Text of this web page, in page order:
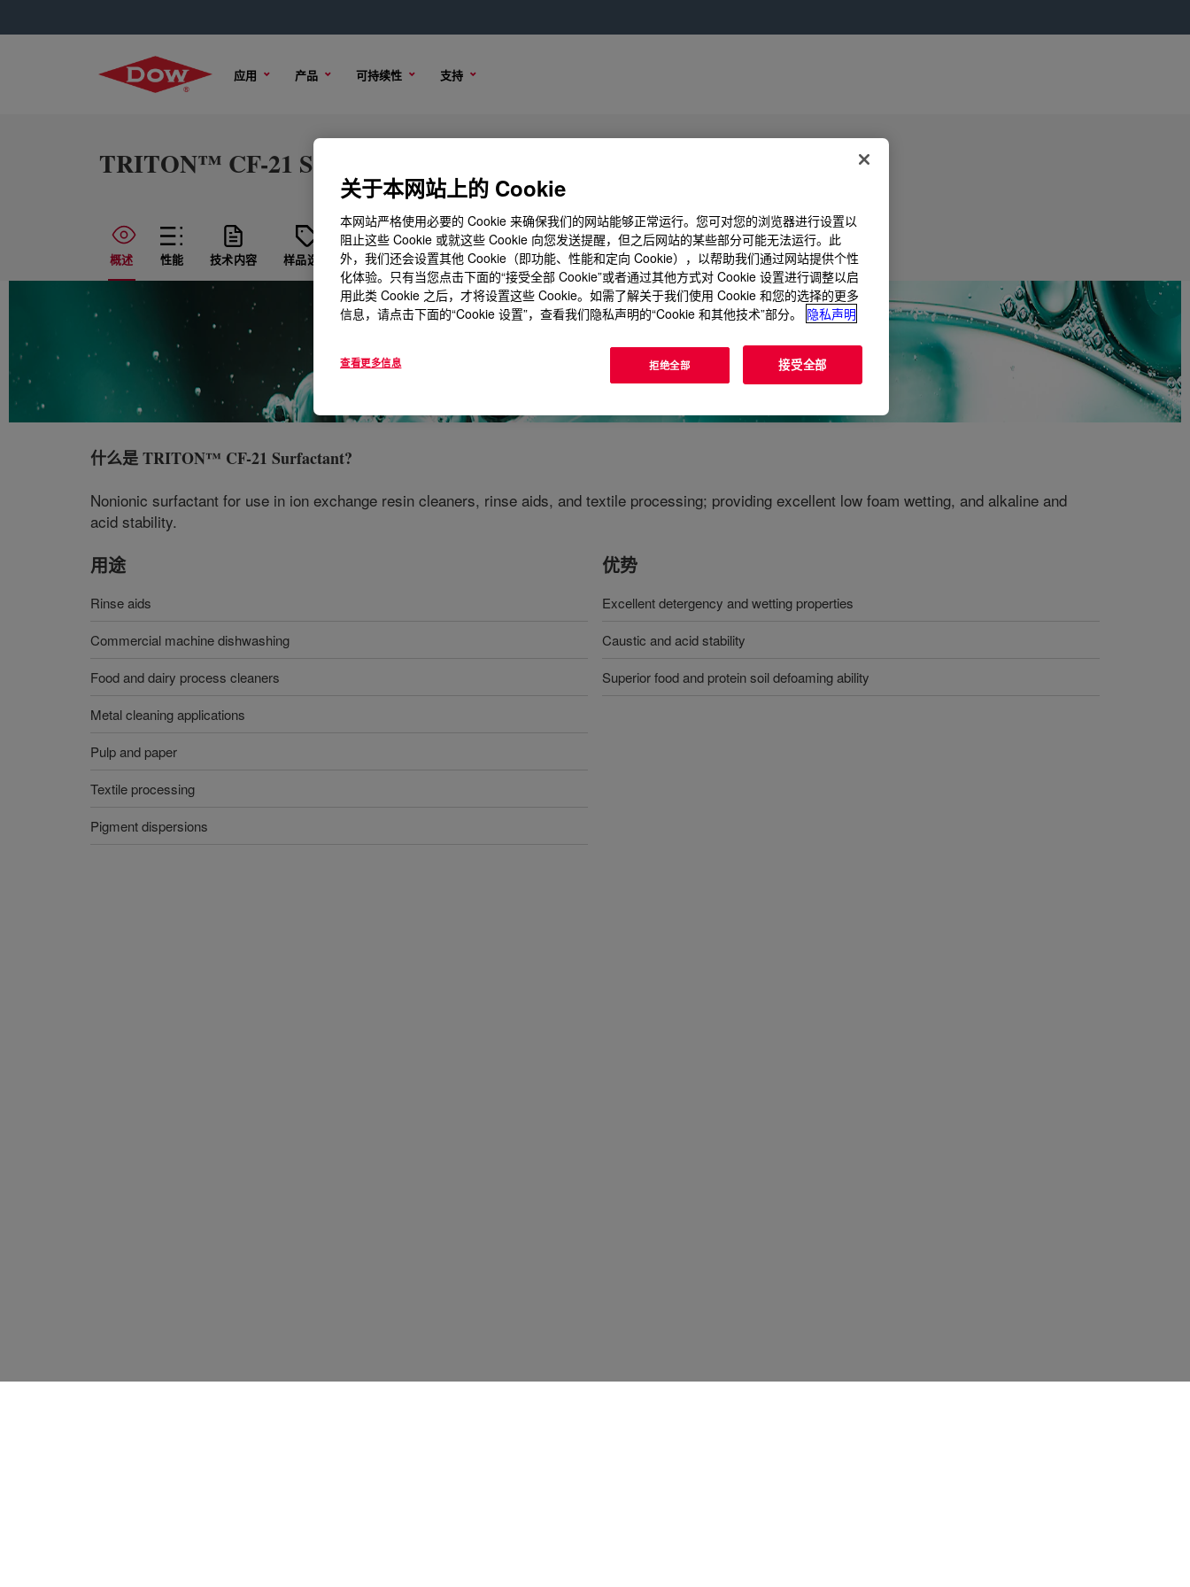
应用 产品 可持续性 支持
TRITON™ CF-21 Surfactant
概述 性能 技术内容 样品选项 购买选项
什么是TRITON™ CF-21 Surfactant?
Nonionic surfactant for use in ion exchange resin cleaners, rinse aids, and textile processing; providing excellent low foam wetting, and alkaline and
acid stability​​.
用途
Rinse aids
Commercial machine dishwashing
Food and dairy process cleaners
Metal cleaning applications
Pulp and paper
Textile processing
Pigment dispersions
优势
Excellent detergency and wetting properties
Caustic and acid stability
Superior food and protein soil defoaming ability
关于本网站上的 Cookie
本网站严格使用必要的 Cookie 来确保我们的网站能够正常运行。您可对您的浏览器进行设置以
阻止这些 Cookie 或就这些 Cookie 向您发送提醒，但之后网站的某些部分可能无法运行。此
外，我们还会设置其他 Cookie（即功能、性能和定向 Cookie），以帮助我们通过网站提供个性
化体验。只有当您点击下面的“接受全部 Cookie”或者通过其他方式对 Cookie 设置进行调整以启
用此类 Cookie 之后，才将设置这些 Cookie。如需了解关于我们使用 Cookie 和您的选择的更多
信息，请点击下面的“Cookie 设置”，查看我们隐私声明的“Cookie 和其他技术”部分。
隐私声明
查看更多信息 拒绝全部 接受全部